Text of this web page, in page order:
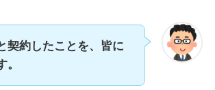
契約したことを、皆に
。